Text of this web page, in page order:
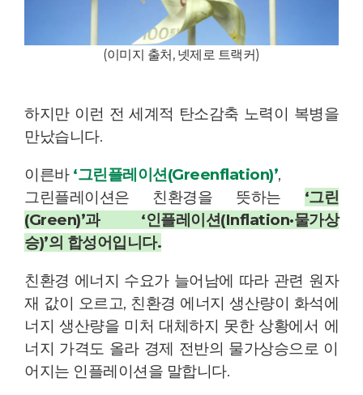
(이미지 출처, 넷제로 트랙커)
하지만 이런 전 세계적 탄소감축 노력이 복병을
만났습니다.
이른바 ‘그린플레이션(Greenflation)’,
그린플레이션은 친환경을 뜻하는 ‘그린
(Green)’과‘인플레이션(Inflation·물가상
승)’의 합성어입니다.
친환경 에너지 수요가 늘어남에 따라 관련 원자
재 값이 오르고, 친환경 에너지 생산량이 화석에
너지 생산량을 미처 대체하지 못한 상황에서 에
너지 가격도 올라 경제 전반의 물가상승으로 이
어지는 인플레이션을 말합니다.